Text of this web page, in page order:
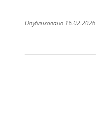
Опубликовано 16.02.2026